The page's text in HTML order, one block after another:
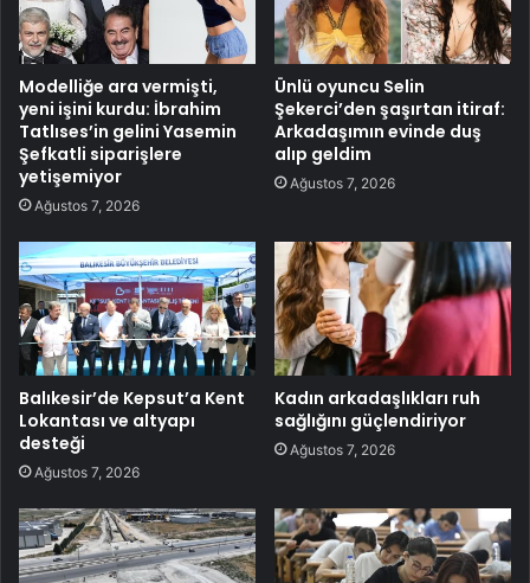
Modelliğe ara vermişti,
yeni işini kurdu: İbrahim
Tatlıses’in gelini Yasemin
Şefkatli siparişlere
yetişemiyor
Ağustos 7, 2026
Ünlü oyuncu Selin
Şekerci’den şaşırtan itiraf:
Arkadaşımın evinde duş
alıp geldim
Ağustos 7, 2026
Balıkesir’de Kepsut’a Kent
Lokantası ve altyapı
desteği
Ağustos 7, 2026
Kadın arkadaşlıkları ruh
sağlığını güçlendiriyor
Ağustos 7, 2026